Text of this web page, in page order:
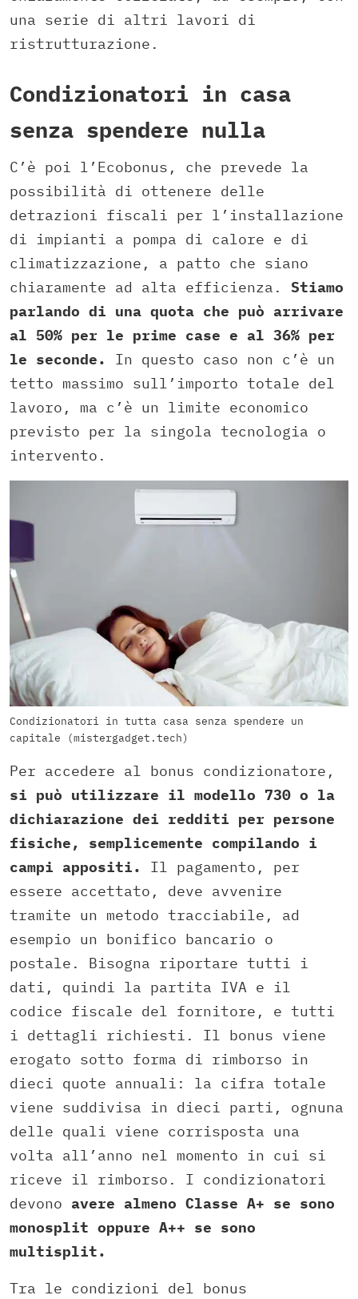
una serie di altri lavori di
ristrutturazione.
Condizionatori in casa
senza spendere nulla
C’è poi l’Ecobonus, che prevede la
possibilità di ottenere delle
detrazioni fiscali per l’installazione
di impianti a pompa di calore e di
climatizzazione, a patto che siano
chiaramente ad alta efficienza. Stiamo
parlando di una quota che può arrivare
al 50% per le prime case e al 36% per
le seconde.
In questo caso non c’è un
tetto massimo sull’importo totale del
lavoro, ma c’è un limite economico
previsto per la singola tecnologia o
intervento.
Condizionatori in tutta casa senza spendere un
capitale (mistergadget.tech)
Per accedere al bonus condizionatore,
si può utilizzare il modello 730 o la
dichiarazione dei redditi per persone
fisiche, semplicemente compilando i
campi appositi.
Il pagamento, per
essere accettato, deve avvenire
tramite un metodo tracciabile, ad
esempio un bonifico bancario o
postale. Bisogna riportare tutti i
dati, quindi la partita IVA e il
codice fiscale del fornitore, e tutti
i dettagli richiesti. Il bonus viene
erogato sotto forma di rimborso in
dieci quote annuali: la cifra totale
viene suddivisa in dieci parti, ognuna
delle quali viene corrisposta una
volta all’anno nel momento in cui si
riceve il rimborso. I condizionatori
devono avere almeno Classe A+ se sono
monosplit oppure A++ se sono
multisplit.
Tra le condizioni del bonus